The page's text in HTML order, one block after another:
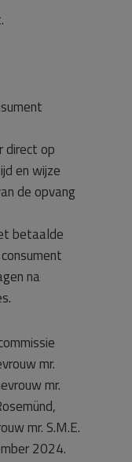
direct op
en wijze
de opvang
betaalde
na
mr.
mr.
mr. S.M.E.
2024.